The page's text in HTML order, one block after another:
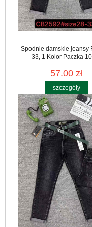
Spodnie damskie jeansy
33, 1 Kolor Paczka
57.00 zł
szczegóły